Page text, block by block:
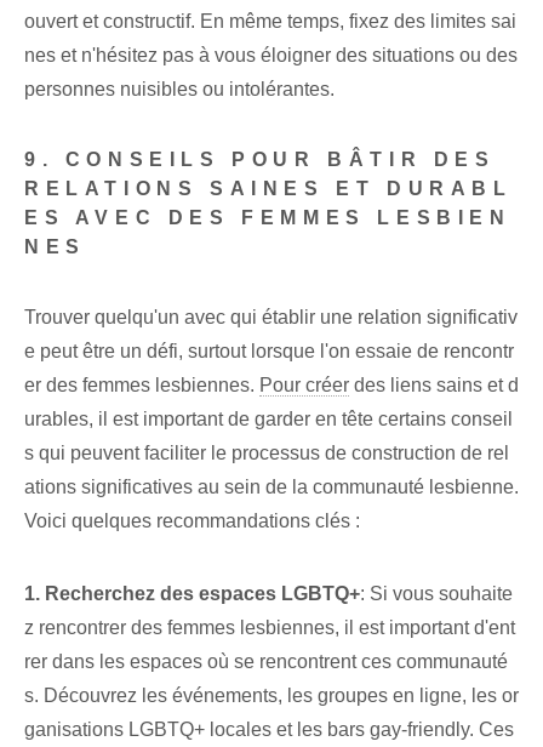
ouvert et constructif. En même temps, fixez des limites sai
nes et n'hésitez pas à vous éloigner des situations ou des
personnes nuisibles ou intolérantes.
9. CONSEILS POUR BÂTIR DES
RELATIONS SAINES ET DURABL
ES AVEC DES FEMMES LESBIEN
NES
Trouver quelqu'un avec qui établir une relation significativ
e peut être un défi, surtout lorsque l'on essaie de rencontr
er des femmes lesbiennes. Pour créer des liens sains et d
urables, il est important de garder en tête certains conseil
s qui peuvent faciliter le processus de construction de rel
ations significatives au sein de la communauté lesbienne.
Voici quelques recommandations clés :
1. Recherchez‌ des espaces LGBTQ+: Si vous souhaite
z rencontrer des femmes lesbiennes, il est important d'ent
rer dans les espaces où se rencontrent ces communauté
s. Découvrez les événements, les groupes en ligne, les or
ganisations LGBTQ+ locales et les bars gay-friendly. Ces